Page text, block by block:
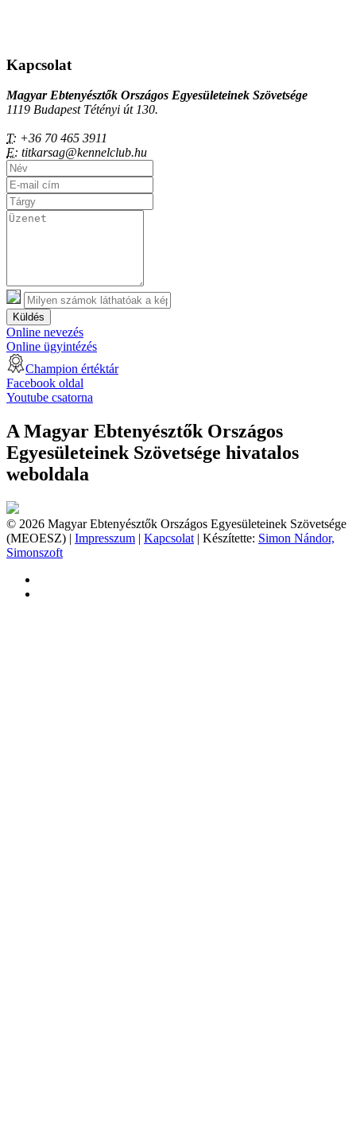
Kapcsolat
Magyar Ebtenyésztők Országos Egyesületeinek Szövetsége
1119 Budapest Tétényi út 130.
T: +36 70 465 3911
E: titkarsag@kennelclub.hu
Küldés
Online nevezés
Online ügyintézés
Champion értéktár
Facebook oldal
Youtube csatorna
A Magyar Ebtenyésztők Országos
Egyesületeinek Szövetsége hivatalos
weboldala
© 2026 Magyar Ebtenyésztők Országos Egyesületeinek Szövetsége
(MEOESZ) | Impresszum | Kapcsolat | Készítette: Simon Nándor,
Simonszoft